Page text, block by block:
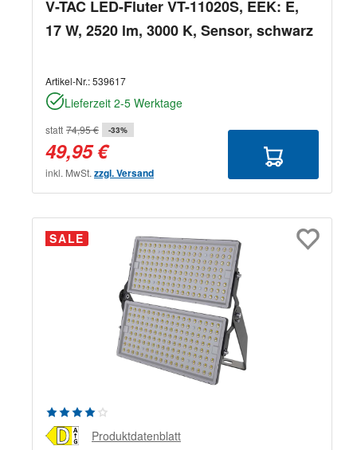
V-TAC LED-Fluter VT-11020S, EEK: E,
17 W, 2520 lm, 3000 K, Sensor, schwarz
Artikel-Nr.:539617
Lieferzeit 2-5 Werktage
statt 74,95 € -33%
49,95 €
inkl. MwSt. zzgl. Versand
SALE
Durchschnittliche Bewertung von 4 von 5 Sternen
Produktdatenblatt